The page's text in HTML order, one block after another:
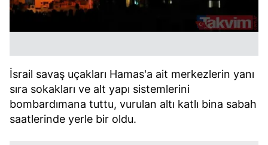
İsrail savaş uçakları Hamas'a ait merkezlerin yanı
sıra sokakları ve alt yapı sistemlerini
bombardımana tuttu, vurulan altı katlı bina sabah
saatlerinde yerle bir oldu.